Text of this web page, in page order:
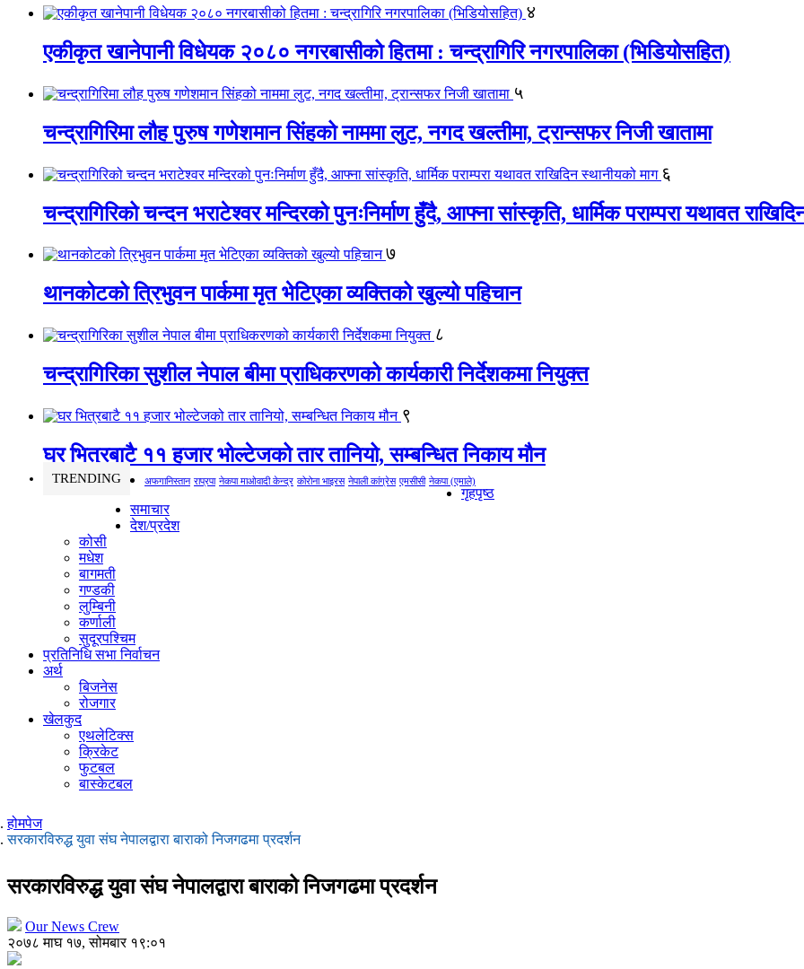
४
एकीकृत खानेपानी विधेयक २०८० नगरबासीको हितमा : चन्द्रागिरि नगरपालिका (भिडियोसहित)
५
चन्द्रागिरिमा लौह पुरुष गणेशमान सिंहको नाममा लुट, नगद खल्तीमा, ट्रान्सफर निजी खातामा
६
चन्द्रागिरिको चन्दन भराटेश्वर मन्दिरको पुनःनिर्माण हुँदै, आफ्ना सांस्कृति, धार्मिक पराम्परा यथावत
७
थानकोटको त्रिभुवन पार्कमा मृत भेटिएका व्यक्तिको खुल्यो पहिचान
८
चन्द्रागिरिका सुशील नेपाल बीमा प्राधिकरणको कार्यकारी निर्देशकमा नियुक्त
९
घर भित्रबाटै ११ हजार भोल्टेजको तार तानियो, सम्बन्धित निकाय मौन
TRENDING अफगानिस्तान राप्रपा नेकपा माओवादी केन्द्र कोरोना भाइरस नेपाली कांग्रेस एमसीसी नेकपा (एमाले)
गृहपृष्ठ
समाचार
देश/प्रदेश
कोसी
मधेश
बागमती
गण्डकी
लुम्बिनी
कर्णाली
सुदूरपश्चिम
प्रतिनिधि सभा निर्वाचन
अर्थ
बिजनेस
रोजगार
खेलकुद
एथलेटिक्स
क्रिकेट
फुटबल
बास्केटबल
होमपेज
सरकारविरुद्ध युवा संघ नेपालद्वारा बाराको निजगढमा प्रदर्शन
सरकारविरुद्ध युवा संघ नेपालद्वारा बाराको निजगढमा प्रदर्शन
Our News Crew
२०७८ माघ १७, सोमबार १९:०१